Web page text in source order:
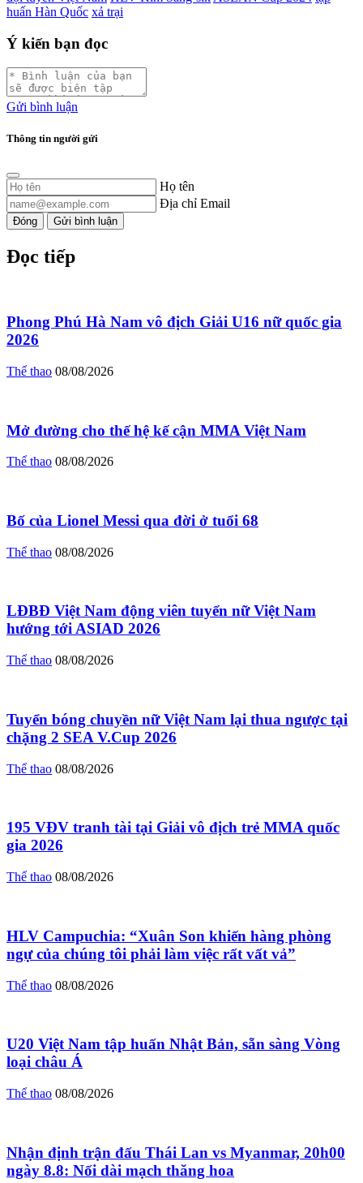
huấn Hàn Quốc xả trại
Ý kiến bạn đọc
Gửi bình luận
Thông tin người gửi
Họ tên
Địa chỉ Email
Đóng Gửi bình luận
Đọc tiếp
Phong Phú Hà Nam vô địch Giải U16 nữ quốc gia
2026
Thể thao 08/08/2026
Mở đường cho thế hệ kế cận MMA Việt Nam
Thể thao 08/08/2026
Bố của Lionel Messi qua đời ở tuổi 68
Thể thao 08/08/2026
LĐBĐ Việt Nam động viên tuyển nữ Việt Nam
hướng tới ASIAD 2026
Thể thao 08/08/2026
Tuyển bóng chuyền nữ Việt Nam lại thua ngược tại
chặng 2 SEA V.Cup 2026
Thể thao 08/08/2026
195 VĐV tranh tài tại Giải vô địch trẻ MMA quốc
gia 2026
Thể thao 08/08/2026
HLV Campuchia: “Xuân Son khiến hàng phòng
ngự của chúng tôi phải làm việc rất vất vả”
Thể thao 08/08/2026
U20 Việt Nam tập huấn Nhật Bản, sẵn sàng Vòng
loại châu Á
Thể thao 08/08/2026
Nhận định trận đấu Thái Lan vs Myanmar, 20h00
ngày 8.8: Nối dài mạch thăng hoa